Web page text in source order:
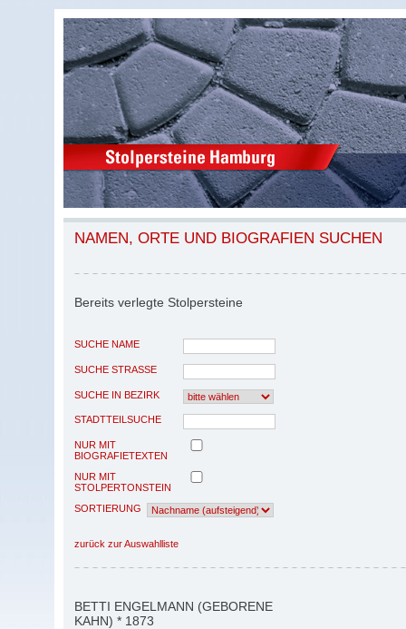
NAMEN, ORTE UND BIOGRAFIEN SUCHEN
Bereits verlegte Stolpersteine
SUCHE NAME
SUCHE STRASSE
SUCHE IN BEZIRK
STADTTEILSUCHE
NUR MIT
BIOGRAFIETEXTEN
NUR MIT
STOLPERTONSTEIN
SORTIERUNG
zurück zur Auswahlliste
BETTI ENGELMANN (GEBORENE
KAHN) * 1873